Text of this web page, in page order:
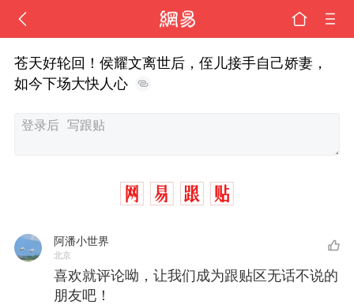
苍天好轮回！侯耀文离世后，侄儿接手自己娇妻，
如今下场大快人心
阿潘小世界
北京
喜欢就评论呦，让我们成为跟贴区无话不说的
朋友吧！